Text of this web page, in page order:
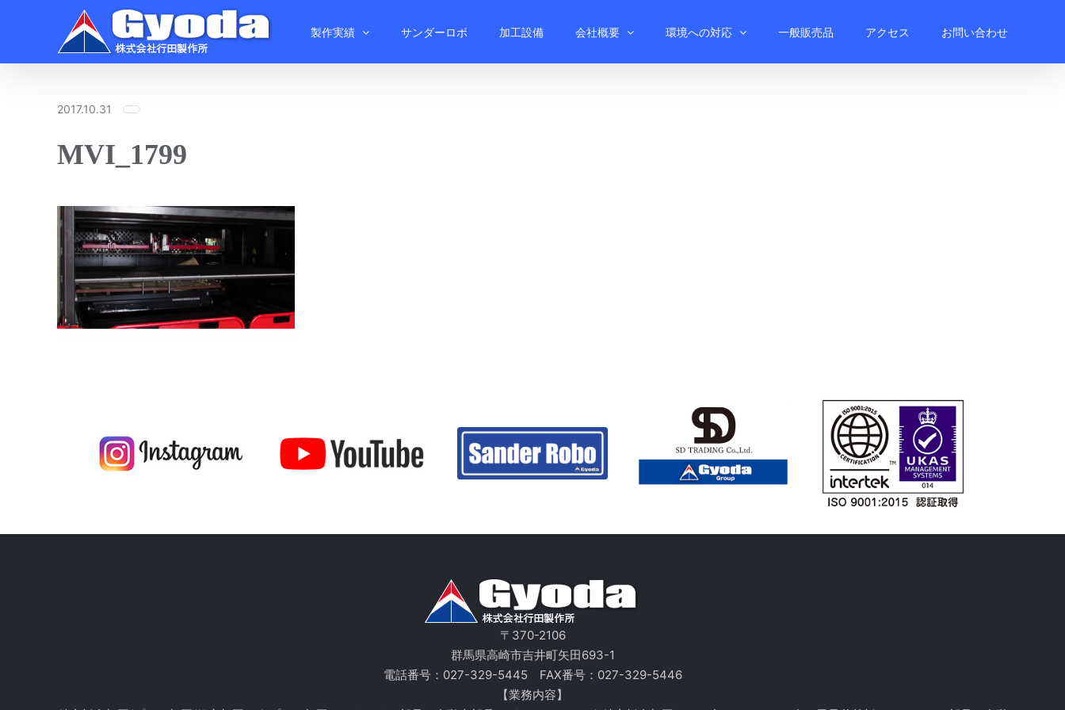
製作実績 サンダーロボ 加工設備 会社概要 環境への対応 一般販売品 アクセス お問い合わせ
2017.10.31
MVI_1799
〒370-2106
群馬県高崎市吉井町矢田693-1
電話番号： 027-329-5445 FAX番号：027-329-5446
【業務内容】